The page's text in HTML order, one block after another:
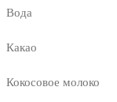
Вода
Какао
Кокосовое молоко